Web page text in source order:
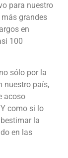
para nuestro
grandes
en
100
sólo por la
nuestro país,
acoso
Y como si lo
la
en las